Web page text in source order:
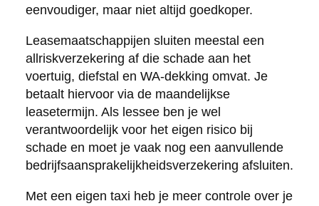
eenvoudiger, maar niet altijd goedkoper.
Leasemaatschappijen sluiten meestal een
allriskverzekering af die schade aan het
voertuig, diefstal en WA-dekking omvat. Je
betaalt hiervoor via de maandelijkse
leasetermijn. Als lessee ben je wel
verantwoordelijk voor het eigen risico bij
schade en moet je vaak nog een aanvullende
bedrijfsaansprakelijkheidsverzekering afsluiten.
Met een eigen taxi heb je meer controle over je